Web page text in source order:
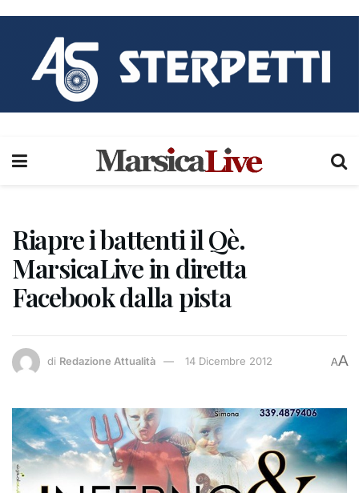
Riapre i battenti il Qè.
MarsicaLive in diretta
Facebook dalla pista
di Redazione Attualità 14 Dicembre 2012 AA